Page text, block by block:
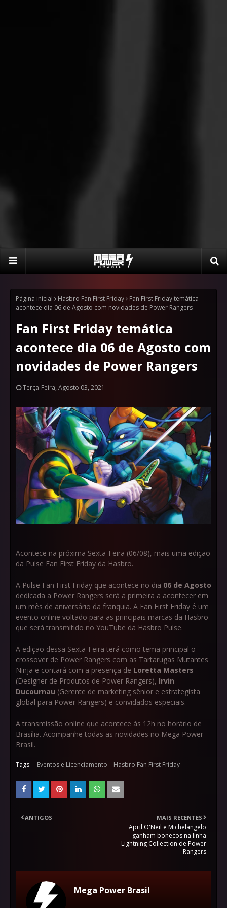
Página inicial Hasbro Fan First Friday
Fan First Friday temática
acontece dia 06 de Agosto com novidades de Power Rangers
Fan First Friday temática
acontece dia 06 de Agosto com
novidades de Power Rangers
Terça-Feira, Agosto 03, 2021
Acontece na próxima Sexta-Feira (06/08), mais uma edição
da Pulse Fan First Friday da Hasbro.
A Pulse Fan First Friday que acontece no dia 06 de Agosto
dedicada a Power Rangers será a primeira a acontecer em
um mês de aniversário da franquia. A Fan First Friday é um
evento online voltado para as principais marcas da Hasbro
que será transmitido no YouTube da Hasbro Pulse.
A edição dessa Sexta-Feira terá como tema principal o
crossover de Power Rangers com as Tartarugas Mutantes
Ninja e contará com a presença de Loretta Masters
(Designer de Produtos de Power Rangers), Irvin
Ducournau (Gerente de marketing sênior e estrategista
global para Power Rangers) e convidados especiais.
A transmissão online que acontece às 12h no horário de
Brasília. Acompanhe todas as novidades no Mega Power
Brasil.
Tags: Eventos e Licenciamento Hasbro Fan First Friday
MAIS RECENTES
April O'Neil e Michelangelo
ganham bonecos na linha
Lightning Collection de Power
Rangers
ANTIGOS
Mega Power Brasil